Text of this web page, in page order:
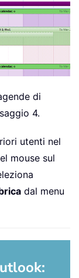
di
4.
utenti nel
mouse sul
dal menu